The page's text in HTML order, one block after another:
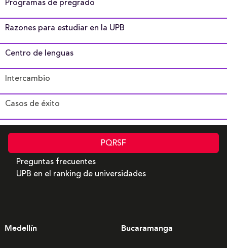
Programas de pregrado
Razones para estudiar en la UPB
Centro de lenguas
Intercambio
Casos de éxito
PQRSF
Preguntas frecuentes
UPB en el ranking de universidades
Medellín Bucaramanga